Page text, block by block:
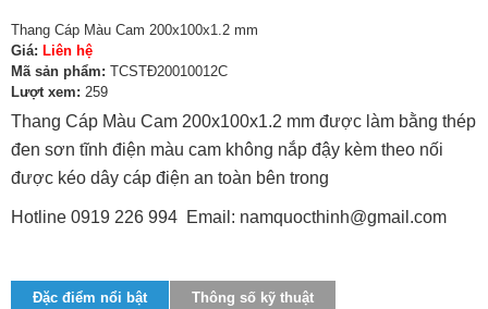
Thang Cáp Màu Cam 200x100x1.2 mm
Giá: Liên hệ
Mã sản phẩm: TCSTĐ20010012C
Lượt xem: 259
Thang Cáp Màu Cam 200x100x1.2 mm được làm bằng thép
đen sơn tĩnh điện màu cam không nắp đậy kèm theo nối
được kéo dây cáp điện an toàn bên trong
Hotline 0919 226 994 Email: namquocthinh@gmail.com
Đặc điểm nổi bật Thông số kỹ thuật